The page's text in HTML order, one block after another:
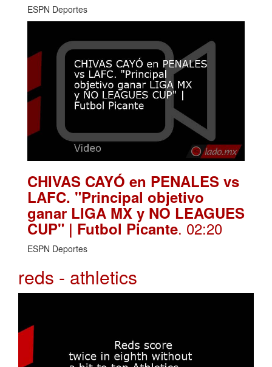
ESPN Deportes
CHIVAS CAYÓ en PENALES vs
LAFC. "Principal objetivo
ganar LIGA MX y NO LEAGUES
CUP" | Futbol Picante. 02:20
ESPN Deportes
reds - athletics